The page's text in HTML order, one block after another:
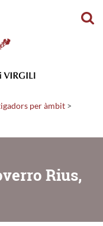
per àmbit >
Rius,